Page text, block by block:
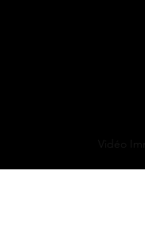
Vidéo